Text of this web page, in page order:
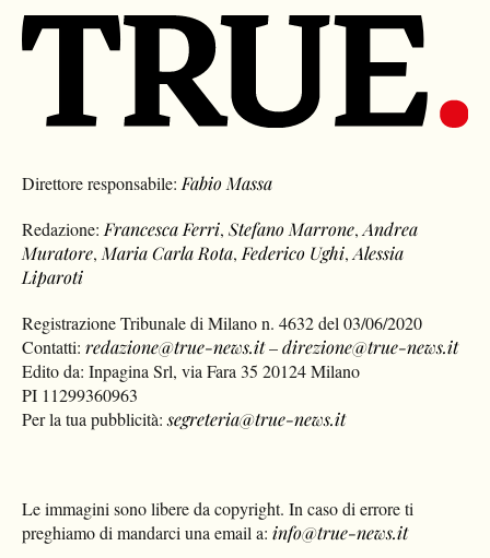
Direttore responsabile: Fabio Massa
Redazione: Francesca Ferri,Stefano Marrone,Andrea
Muratore, Maria Carla Rota, Federico Ughi,Alessia
Liparoti
Registrazione Tribunale di Milano n. 4632 del 03/06/2020
Contatti:redazione@true-news.it–direzione@true-news.it
Edito da: Inpagina Srl, via Fara 35 20124 Milano
PI 11299360963
Per la tua pubblicità:segreteria@true-news.it
Le immagini sono libere da copyright. In caso di errore ti
preghiamo di mandarci una email a: info@true-news.it